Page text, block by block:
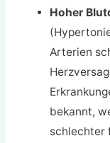
Hoher
Arterien
bekannt,
schlechter